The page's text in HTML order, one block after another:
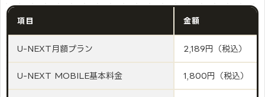
項目 金額
U-NEXT月額プラン 2,189円（税込）
U-NEXT MOBILE基本料金 1,800円（税込）